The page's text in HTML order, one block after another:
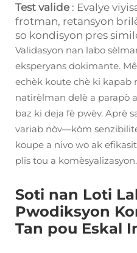
Test valide : Evalye
frotman, retansyon
so kondisyon pres
Validasyon nan labo
eksperyans dokimante.
echèk koute chè ki kapab
natirèlman delè a parapò
baz ki deja fè pwèv. Aprè
variab nòv—kòm
koupe a nivo wo ak
plis tou a komèsyalizasyon.
Soti nan Loti
Pwodiksyon
Tan pou Eskal